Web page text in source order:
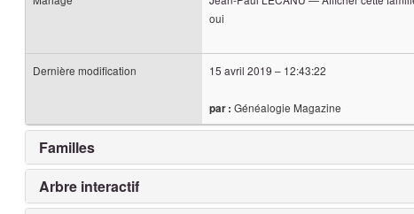
oui
Dernière modification 15 avril 2019 – 12:43:22
par : Généalogie Magazine
Familles
Arbre interactif